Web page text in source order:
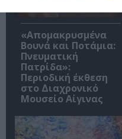
«Απομακρυσμένα
Βουνά και Ποτάμια:
Πνευματική
Πατρίδα»:
Περιοδική έκθεση
στο Διαχρονικό
Μουσείο Αίγινας